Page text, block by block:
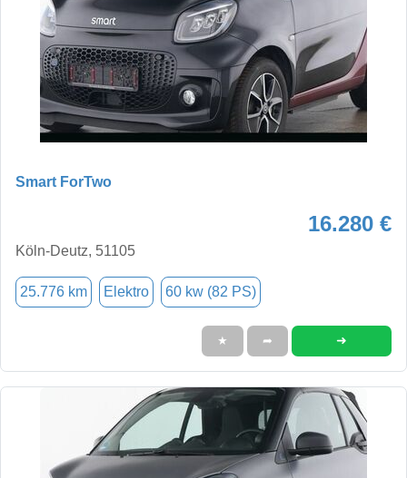
Smart ForTwo
16.280 €
Köln-Deutz, 51105
25.776 km Elektro 60 kw (82 PS)
★ ➦ ➜